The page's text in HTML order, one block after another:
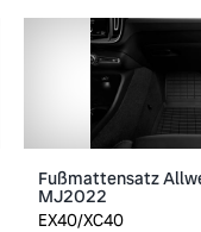
Fußmattensatz
MJ2022
EX40/XC40